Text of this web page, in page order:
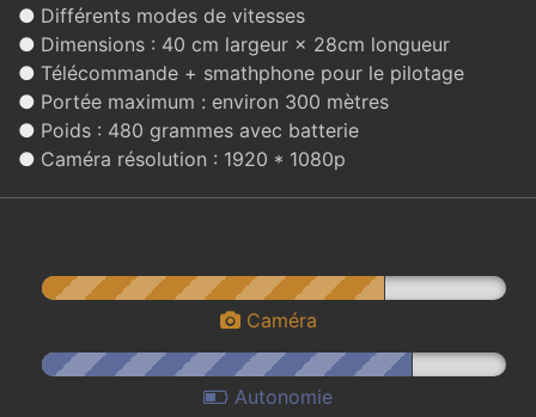
● Différents modes de vitesses
● Dimensions : 40 cm largeur × 28cm longueur
● Télécommande + smathphone pour le pilotage
● Portée maximum : environ 300 mètres
● Poids : 480 grammes avec batterie
● Caméra résolution : 1920 * 1080p
Caméra
Autonomie